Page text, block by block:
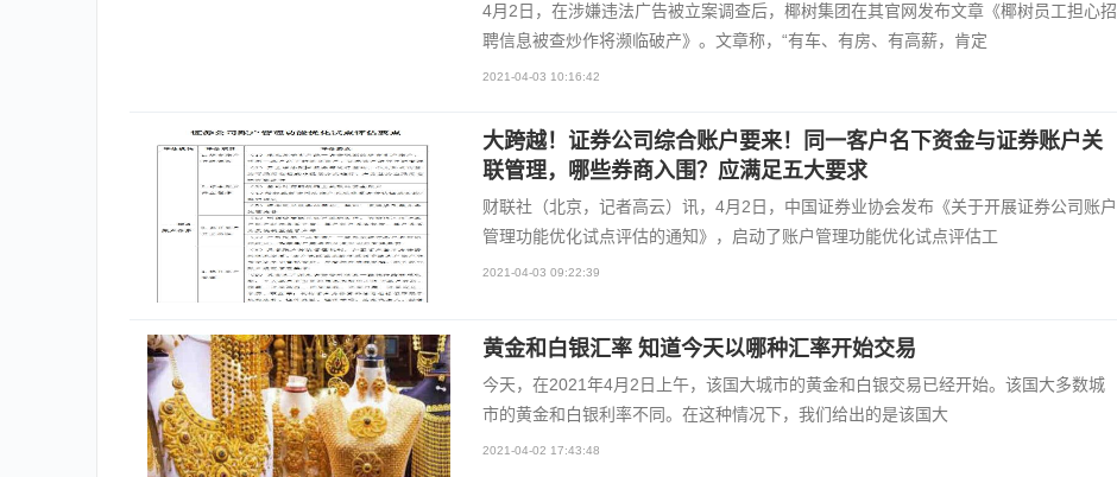
4月2日，在涉嫌违法广告被立案调查后，椰树集团在其官网发布文章《椰树员工担心招
聘信息被查炒作将濒临破产》。文章称，“有车、有房、有高薪，肯定
2021-04-03 10:16:42
大跨越！证券公司综合账户要来！同一客户名下资金与证券账户关
联管理，哪些券商入围？应满足五大要求
财联社（北京，记者高云）讯，4月2日，中国证券业协会发布《关于开展证券公司账户
管理功能优化试点评估的通知》，启动了账户管理功能优化试点评估工
2021-04-03 09:22:39
黄金和白银汇率 知道今天以哪种汇率开始交易
今天，在2021年4月2日上午，该国大城市的黄金和白银交易已经开始。该国大多数城
市的黄金和白银利率不同。在这种情况下，我们给出的是该国大
2021-04-02 17:43:48